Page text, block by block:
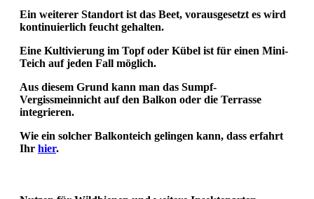
Ein weiterer Standort ist das Beet, vorausgesetzt es wird
kontinuierlich feucht gehalten.
Eine Kultivierung im Topf oder Kübel ist für einen Mini-
Teich auf jeden Fall möglich.
Aus diesem Grund kann man das Sumpf-
Vergissmeinnichtauf den Balkon oder die Terrasse
integrieren.
Wie ein solcher Balkonteich gelingen kann, dass erfahrt
Ihr hier.